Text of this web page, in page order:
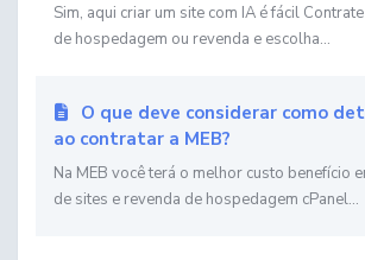
Sim, aqui criar um site com IA é fácil
de hospedagem ou revenda e escolha...
O que deve considerar como
ao contratar a MEB?
Na MEB você terá o melhor custo benefício
de sites e revenda de hospedagem cPanel...